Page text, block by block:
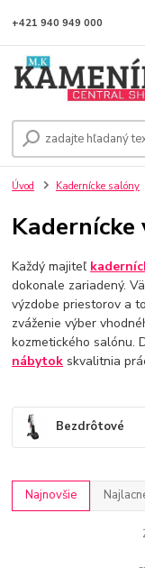
+421 940 949 000
Úvod Kadernícke salóny
Každý majiteľ
dokonale zariadený.
výzdobe priestorov a
zváženie výber
kozmetického salónu.
nábytok skvalitnia
Bezdrôtové
Najnovšie